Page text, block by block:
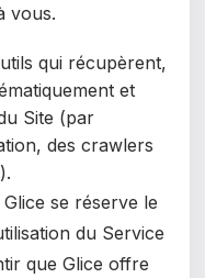
vous.
qui récupèrent,
et
Site (par
des crawlers
Glice se réserve le
du Service
que Glice offre